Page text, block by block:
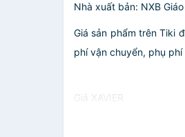
Nhà xuất bản: NXB
Giá sản phẩm trên Tiki
phí vận chuyển, phụ
Giá XAVIER